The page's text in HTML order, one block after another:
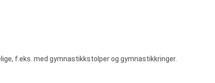
f.eks. med gymnastikkstolper og gymnastikkringer.